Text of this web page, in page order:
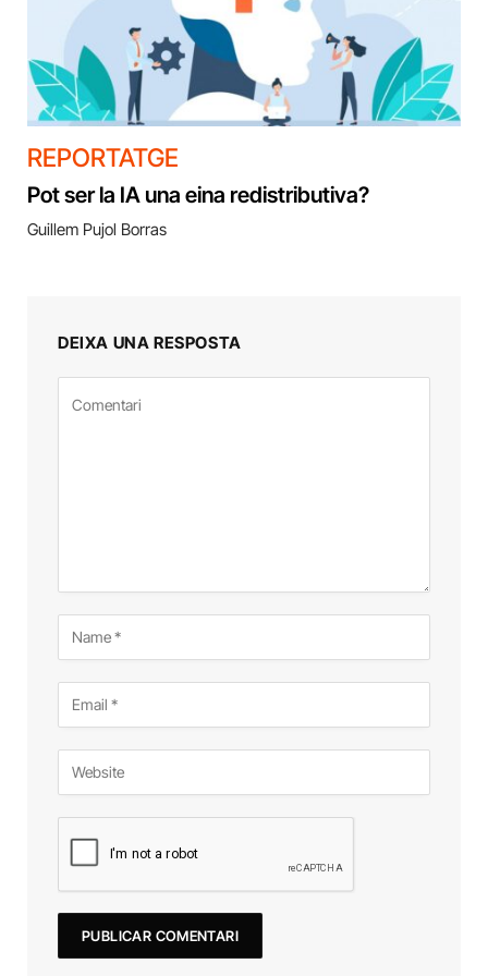
REPORTATGE
Pot ser la IA una eina redistributiva?
Guillem Pujol Borras
DEIXA UNA RESPOSTA